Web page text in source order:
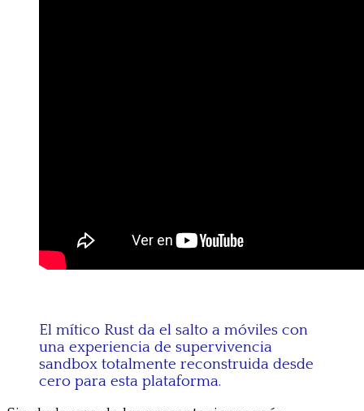
El mítico Rust da el salto a móviles con
una experiencia de supervivencia
sandbox totalmente reconstruida desde
cero para esta plataforma.